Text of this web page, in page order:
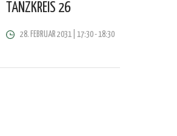
TANZKREIS 26
28. FEBRUAR 2031 | 17:30-18:30